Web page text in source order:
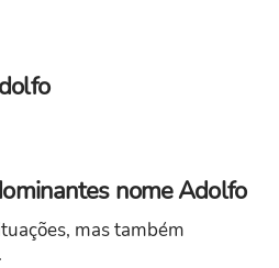
nome Adolfo
mas também